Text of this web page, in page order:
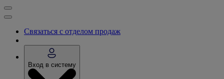
Связаться с отделом продаж
Вход в систему